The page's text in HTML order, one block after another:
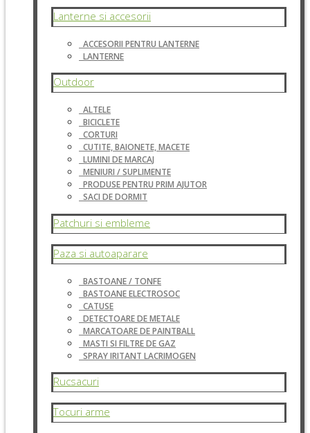
Lanterne si accesorii
ACCESORII PENTRU LANTERNE
LANTERNE
Outdoor
ALTELE
BICICLETE
CORTURI
CUTITE, BAIONETE, MACETE
LUMINI DE MARCAJ
MENIURI / SUPLIMENTE
PRODUSE PENTRU PRIM AJUTOR
SACI DE DORMIT
Patchuri si embleme
Paza si autoaparare
BASTOANE / TONFE
BASTOANE ELECTROSOC
CATUSE
DETECTOARE DE METALE
MARCATOARE DE PAINTBALL
MASTI SI FILTRE DE GAZ
SPRAY IRITANT LACRIMOGEN
Rucsacuri
Tocuri arme